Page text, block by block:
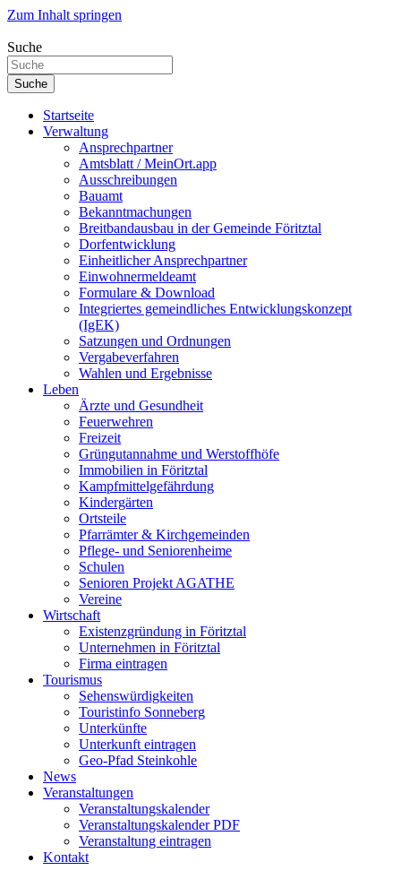
Zum Inhalt springen
Suche
Suche
Startseite
Verwaltung
Ansprechpartner
Amtsblatt / MeinOrt.app
Ausschreibungen
Bauamt
Bekanntmachungen
Breitbandausbau in der Gemeinde Föritztal
Dorfentwicklung
Einheitlicher Ansprechpartner
Einwohnermeldeamt
Formulare & Download
Integriertes gemeindliches Entwicklungskonzept
(IgEK)
Satzungen und Ordnungen
Vergabeverfahren
Wahlen und Ergebnisse
Leben
Ärzte und Gesundheit
Feuerwehren
Freizeit
Grüngutannahme und Werstoffhöfe
Immobilien in Föritztal
Kampfmittelgefährdung
Kindergärten
Ortsteile
Pfarrämter & Kirchgemeinden
Pflege- und Seniorenheime
Schulen
Senioren Projekt AGATHE
Vereine
Wirtschaft
Existenzgründung in Föritztal
Unternehmen in Föritztal
Firma eintragen
Tourismus
Sehenswürdigkeiten
Touristinfo Sonneberg
Unterkünfte
Unterkunft eintragen
Geo-Pfad Steinkohle
News
Veranstaltungen
Veranstaltungskalender
Veranstaltungskalender PDF
Veranstaltung eintragen
Kontakt